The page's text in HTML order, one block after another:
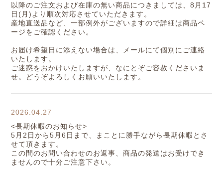
以降のご注文および在庫の無い商品につきましては、8月17
日(月)より順次対応させていただきます。
産地直送品など、一部例外がございますので詳細は商品ペ
ージをご確認ください。
お届け希望日に添えない場合は、メールにて個別にご連絡
いたします。
ご迷惑をおかけいたしますが、なにとぞご容赦くださいま
せ。どうぞよろしくお願いいたします。
2026.04.27
<長期休暇のお知らせ>
5月2日から5月6日まで、まことに勝手ながら長期休暇とさ
せて頂きます。
この間のお問い合わせのお返事、商品の発送はお受けでき
ませんので十分ご注意下さい。